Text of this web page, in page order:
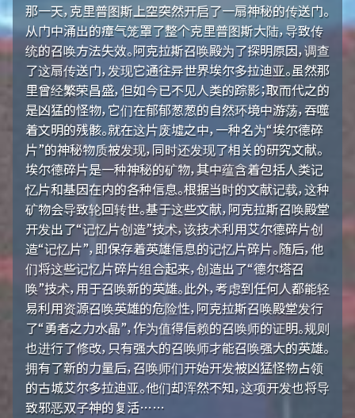
那一天，克里普图斯上空突然开启了一扇神秘的传送门。
从门中涌出的瘴气笼罩了整个克里普图斯大陆，导致传
统的召唤方法失效。阿克拉斯召唤殿为了探明原因，调查
了这扇传送门，发现它通往异世界埃尔多拉迪亚。虽然那
里曾经繁荣昌盛，但如今已不见人类的踪影；取而代之的
是凶猛的怪物，它们在郁郁葱葱的自然环境中游荡，吞噬
着文明的残骸。就在这片废墟之中，一种名为“埃尔德碎
片”的神秘物质被发现，同时还发现了相关的研究文献。
埃尔德碎片是一种神秘的矿物，其中蕴含着包括人类记
忆片和基因在内的各种信息。根据当时的文献记载，这种
矿物会导致轮回转世。基于这些文献，阿克拉斯召唤殿堂
开发出了“记忆片创造”技术，该技术利用艾尔德碎片创
造“记忆片”，即保存着英雄信息的记忆片碎片。随后，他
们将这些记忆片碎片组合起来，创造出了“德尔塔召
唤”技术，用于召唤新的英雄。此外，考虑到任何人都能轻
易利用资源召唤英雄的危险性，阿克拉斯召唤殿堂发行
了“勇者之力水晶”，作为值得信赖的召唤师的证明。规则
也进行了修改，只有强大的召唤师才能召唤强大的英雄。
拥有了新的力量后，召唤师们开始开发被凶猛怪物占领
的古城艾尔多拉迪亚。他们却浑然不知，这项开发也将导
致邪恶双子神的复活……